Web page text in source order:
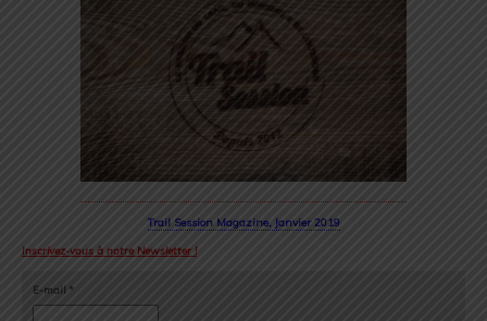
Trail Session Magazine, Janvier 2019
Inscrivez-vous à notre Newsletter !
E-mail *